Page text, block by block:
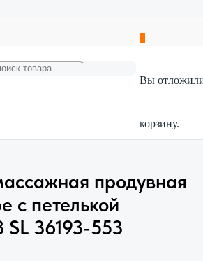
Вы
корзину.
продувная на блистере с петелькой
продувная
с петелькой
SL 36193-553